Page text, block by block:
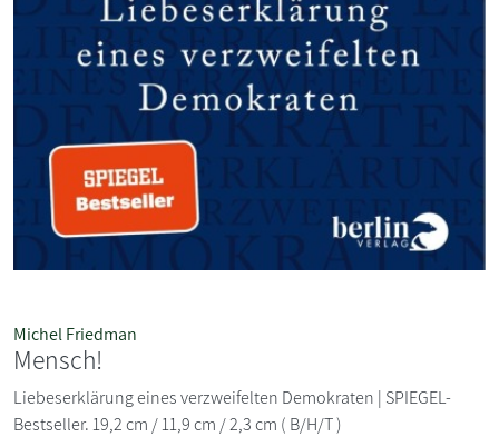
Michel Friedman
Mensch!
Liebeserklärung eines verzweifelten Demokraten | SPIEGEL-
Bestseller. 19,2 cm / 11,9 cm / 2,3 cm ( B/H/T )